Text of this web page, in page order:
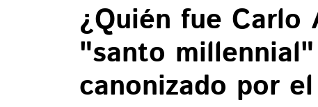
¿Quién fue Carlo
"santo
canonizado por